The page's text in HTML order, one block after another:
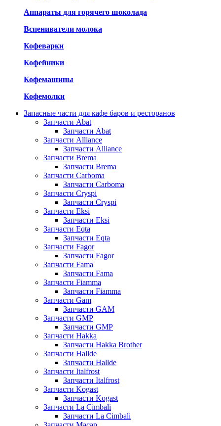
Аппараты для горячего шоколада
Вспениватели молока
Кофеварки
Кофейники
Кофемашины
Кофемолки
Запасные части для кафе баров и ресторанов
Запчасти Abat
Запчасти Abat
Запчасти Alliance
Запчасти Alliance
Запчасти Brema
Запчасти Brema
Запчасти Carboma
Запчасти Carboma
Запчасти Cryspi
Запчасти Cryspi
Запчасти Eksi
Запчасти Eksi
Запчасти Eqta
Запчасти Eqta
Запчасти Fagor
Запчасти Fagor
Запчасти Fama
Запчасти Fama
Запчасти Fiamma
Запчасти Fiamma
Запчасти Gam
Запчасти GAM
Запчасти GMP
Запчасти GMP
Запчасти Hakka
Запчасти Hakka Brother
Запчасти Hallde
Запчасти Hallde
Запчасти Italfrost
Запчасти Italfrost
Запчасти Kogast
Запчасти Kogast
Запчасти La Cimbali
Запчасти La Cimbali